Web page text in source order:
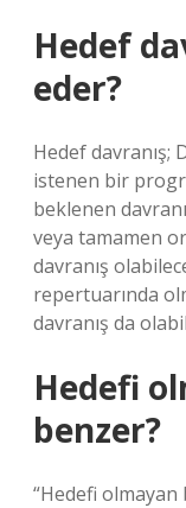
Hedef
eder?
Hedef davranış;
istenen bir
beklenen
veya tamamen
davranış
repertuarında
davranış da
Hedefi
benzer?
“Hedefi